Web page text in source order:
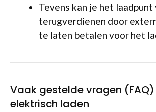
Tevens kan je het laadpunt
terugverdienen door
te laten betalen voor het
Vaak gestelde vragen
elektrisch laden